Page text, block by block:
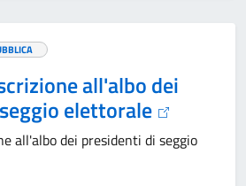
all'albo dei
elettorale
all'albo dei presidenti di seggio